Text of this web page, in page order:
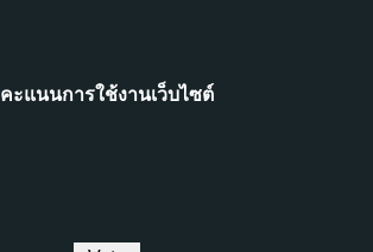
คะแนนการใช้งานเว็บไซต์